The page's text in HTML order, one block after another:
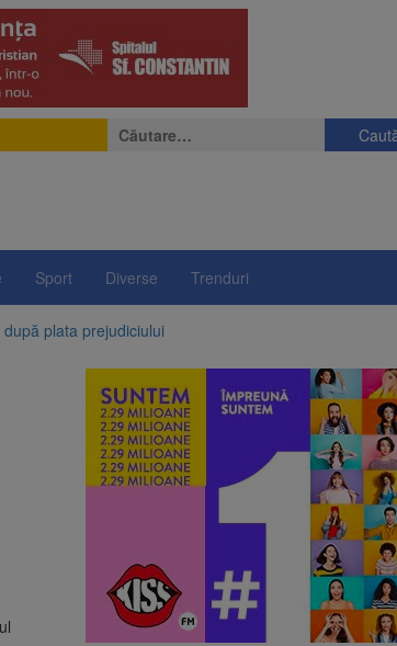
Caută
după:
Sport Diverse Trenduri
plata prejudiciului
Motivul: platforme de gunoi
1 milion de lei și termen de trei
Avantgarden. Contractul a
persoane primesc îngrijiri